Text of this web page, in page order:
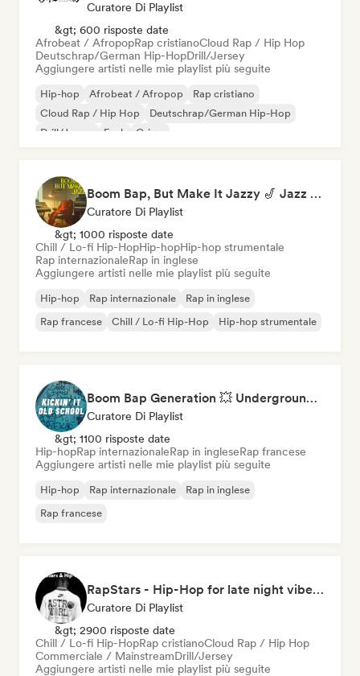
Curatore Di Playlist
&gt; 600 risposte date
Afrobeat / AfropopRap cristianoCloud Rap / Hip Hop
Deutschrap/German Hip-HopDrill/Jersey
Aggiungere artisti nelle mie playlist più seguite
Hip-hop Afrobeat / Afropop
Rap cristiano
Cloud Rap / Hip Hop
Deutschrap/German Hip-Hop
Drill/Jersey
Funk Grime
Boom Bap, But Make It Jazzy 🎷 Jazz Rap, Underground & Conscious Hip-Hop
Curatore Di Playlist
&gt; 1000 risposte date
Chill / Lo-fi Hip-HopHip-hopHip-hop strumentale
Rap internazionaleRap in inglese
Aggiungere artisti nelle mie playlist più seguite
Hip-hop Rap internazionale
Rap in inglese
Rap francese
Chill / Lo-fi Hip-Hop Hip-hop strumentale
Boom Bap Generation 💥 Underground Hip-Hop, East Coast & Jazz Rap
Curatore Di Playlist
&gt; 1100 risposte date
Hip-hopRap internazionaleRap in ingleseRap francese
Aggiungere artisti nelle mie playlist più seguite
Hip-hop Rap internazionale
Rap in inglese
Rap francese
RapStars - Hip-Hop for late night vibes (by Music Outsider)
Curatore Di Playlist
&gt; 2900 risposte date
Chill / Lo-fi Hip-HopRap cristianoCloud Rap / Hip Hop
Commerciale / MainstreamDrill/Jersey
Aggiungere artisti nelle mie playlist più seguite